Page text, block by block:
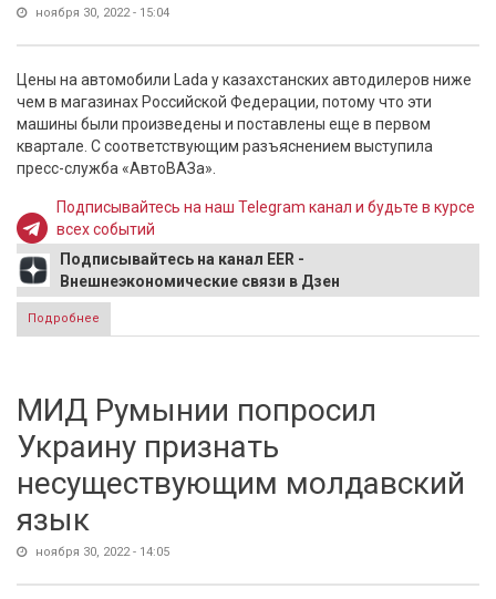
ноября 30, 2022 - 15:04
Цены на автомобили Lada у казахстанских автодилеров ниже
чем в магазинах Российской Федерации, потому что эти
машины были произведены и поставлены еще в первом
квартале. С соответствующим разъяснением выступила
пресс-служба «АвтоВАЗа».
Подписывайтесь на наш Telegram канал и будьте в курсе
всех событий
Подписывайтесь на канал EER -
Внешнеэкономические связи в Дзен
Подробнее
Казахстане
МИД Румынии попросил
Украину признать
несуществующим молдавский
язык
ноября 30, 2022 - 14:05